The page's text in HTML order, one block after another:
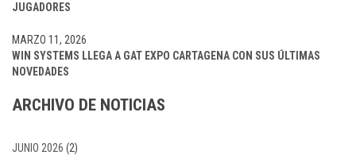
JUGADORES
WIN SYSTEMS LLEGA A GAT EXPO CARTAGENA CON SUS ÚLTIMAS
NOVEDADES
MARZO 11, 2026
ARCHIVO DE NOTICIAS
JUNIO 2026 (2)